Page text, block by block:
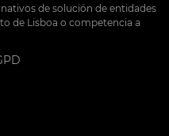
de solución de entidades
de Lisboa o competencia a